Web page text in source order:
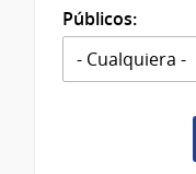
Públicos: